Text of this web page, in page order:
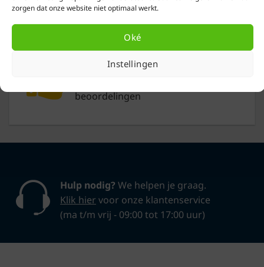
zorgen dat onze website niet optimaal werkt.
Oké
Instellingen
Klanten geven ons een 9,4
beoordelingen
Hulp nodig? We helpen je graag.
Klik hier voor onze klantenservice
(ma t/m vrij - 09:00 tot 17:00 uur)